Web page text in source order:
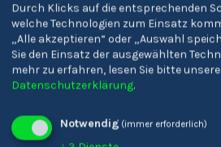
Durch Klicks auf die entsprechenden
welche Technologien zum Einsatz
„Alle akzeptieren“ oder „Auswahl
Sie den Einsatz der ausgewählten
mehr zu erfahren, lesen Sie bitte unsere
Datenschutzerklärung.
Notwendig (immer erforderlich)